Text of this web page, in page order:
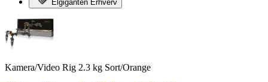
Elgiganten Erhverv
Kamera/Video Rig 2.3 kg Sort/Orange